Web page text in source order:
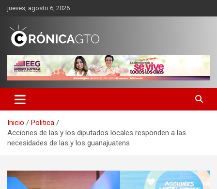
Saltar
contenido
jueves, agosto 6, 2026
CRONICA GUANAJUATO
Inicio
Politica
Acciones de las y los diputados locales responden a las
necesidades de las y los guanajuatens